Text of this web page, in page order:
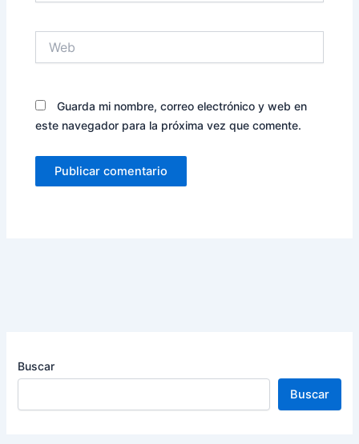
Guarda mi nombre, correo electrónico y web en
este navegador para la próxima vez que comente.
Buscar
Buscar